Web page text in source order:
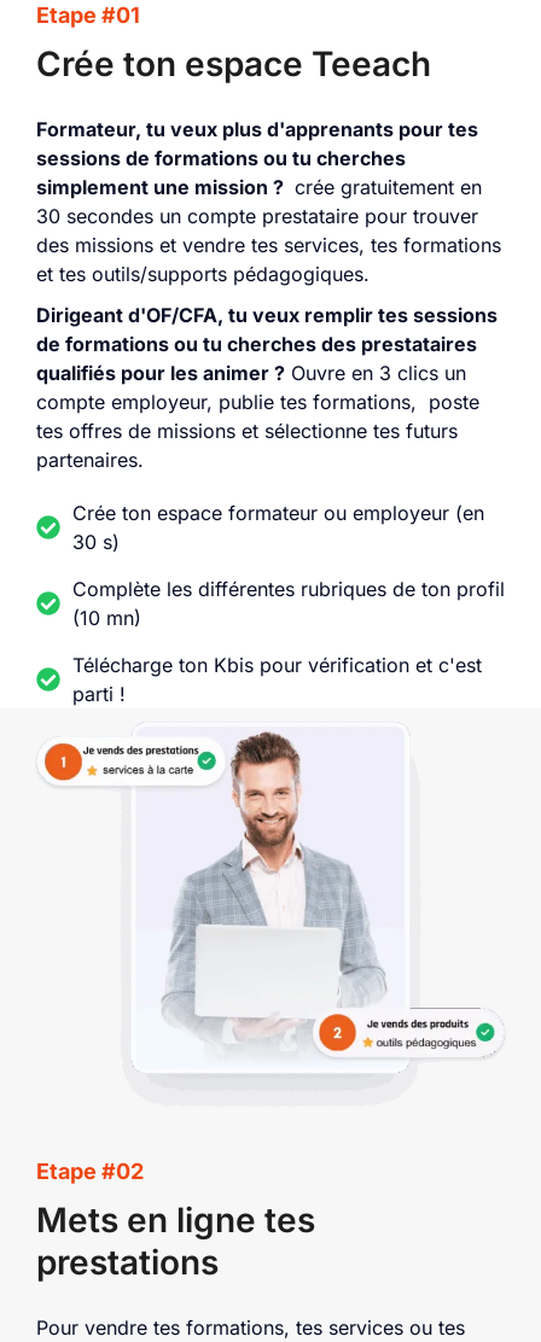
Etape #01
Crée ton espace Teeach
Formateur, tu veux plus d'apprenants pour tes
sessions de formations ou tu cherches
simplement une mission ? crée gratuitement en
30 secondes un compte prestataire pour trouver
des missions et vendre tes services, tes formations
et tes outils/supports pédagogiques.
Dirigeant d'OF/CFA, tu veux remplir tes sessions
de formations ou tu cherches des prestataires
qualifiés pour les animer ? Ouvre en 3 clics un
compte employeur, publie tes formations, poste
tes offres de missions et sélectionne tes futurs
partenaires.
Crée ton espace formateur ou employeur (en
30 s)
Complète les différentes rubriques de ton profil
(10 mn)
Télécharge ton Kbis pour vérification et c'est
parti !
Etape #02
Mets en ligne tes
prestations
Pour vendre tes formations, tes services ou tes